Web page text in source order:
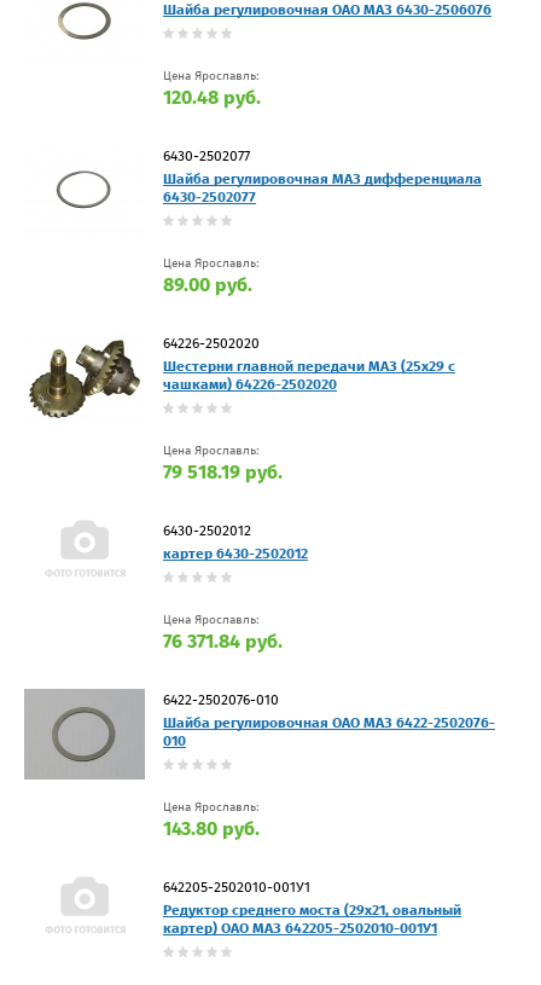
Шайба регулировочная ОАО МАЗ 6430-2506076
Цена Ярославль:
120.48 руб.
6430-2502077
Шайба регулировочная МАЗ дифференциала
6430-2502077
Цена Ярославль:
89.00 руб.
64226-2502020
Шестерни главной передачи МАЗ (25х29 с
чашками) 64226-2502020
Цена Ярославль:
79 518.19 руб.
6430-2502012
картер 6430-2502012
Цена Ярославль:
76 371.84 руб.
6422-2502076-010
Шайба регулировочная ОАО МАЗ 6422-2502076-
010
Цена Ярославль:
143.80 руб.
642205-2502010-001У1
Редуктор среднего моста (29х21, овальный
картер) ОАО МАЗ 642205-2502010-001У1